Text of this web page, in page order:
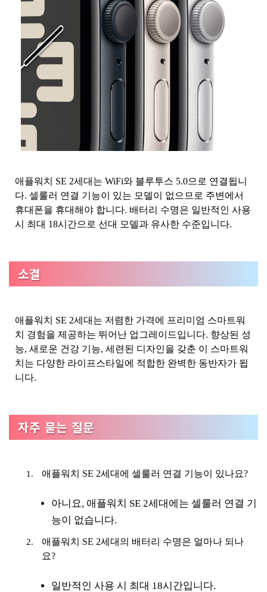
애플워치 SE 2세대는 WiFi와 블루투스 5.0으로 연결됩니
다. 셀룰러 연결 기능이 있는 모델이 없으므로 주변에서
휴대폰을 휴대해야 합니다. 배터리 수명은 일반적인 사용
시 최대 18시간으로 선대 모델과 유사한 수준입니다.
소결
애플워치 SE 2세대는 저렴한 가격에 프리미엄 스마트워
치 경험을 제공하는 뛰어난 업그레이드입니다. 향상된 성
능, 새로운 건강 기능, 세련된 디자인을 갖춘 이 스마트워
치는 다양한 라이프스타일에 적합한 완벽한 동반자가 됩
니다.
자주 묻는 질문
애플워치 SE 2세대에 셀룰러 연결 기능이 있나요?
아니요, 애플워치 SE 2세대에는 셀룰러 연결 기
능이 없습니다.
애플워치 SE 2세대의 배터리 수명은 얼마나 되나
요?
일반적인 사용 시 최대 18시간입니다.